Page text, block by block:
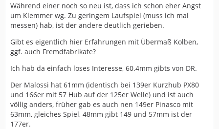
Während einer noch so neu ist, dass ich schon eher Angst
um Klemmer wg. Zu geringem Laufspiel (muss ich mal
messen) hab, ist der andere deutlich gerieben.
Gibt es eigentlich hier Erfahrungen mit Übermaß Kolben,
ggf. auch Fremdfabrikate?
Ich hab da einfach loses Interesse, 60.4mm gibts von DR.
Der Malossi hat 61mm (identisch bei 139er Kurzhub PX80
und 166er mit 57 Hub auf der 125er Welle) und ist auch
völlig anders, früher gab es auch nen 149er Pinasco mit
63mm, gleiches Spiel, 48mm gibt 149 und 57mm ist der
177er.